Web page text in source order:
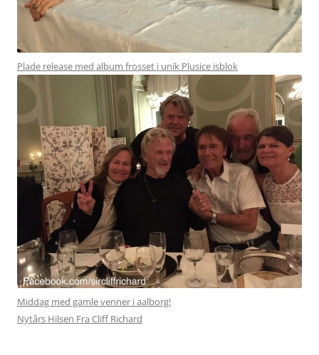
Plade release med album frosset i unik Plusice isblok
Middag med gamle venner i aalborg!
Nytårs Hilsen Fra Cliff Richard